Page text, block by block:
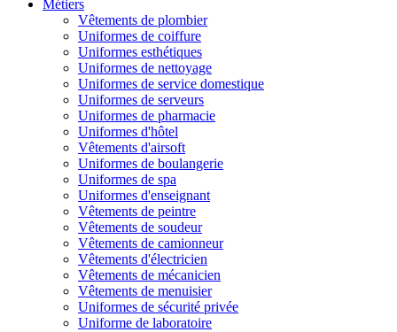
Métiers
Vêtements de plombier
Uniformes de coiffure
Uniformes esthétiques
Uniformes de nettoyage
Uniformes de service domestique
Uniformes de serveurs
Uniformes de pharmacie
Uniformes d'hôtel
Vêtements d'airsoft
Uniformes de boulangerie
Uniformes de spa
Uniformes d'enseignant
Vêtements de peintre
Vêtements de soudeur
Vêtements de camionneur
Vêtements d'électricien
Vêtements de mécanicien
Vêtements de menuisier
Uniformes de sécurité privée
Uniforme de laboratoire